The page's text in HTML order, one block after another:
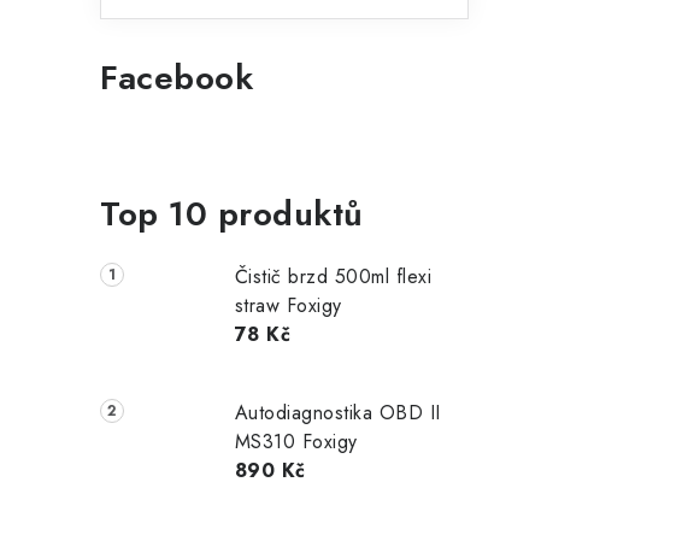
Facebook
Top 10 produktů
Čistič brzd 500ml flexi
straw Foxigy
78 Kč
Autodiagnostika OBD II
MS310 Foxigy
890 Kč